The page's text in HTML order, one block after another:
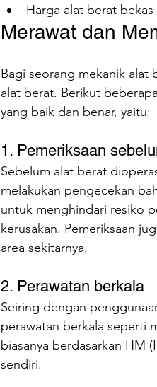
Harga alat berat
Merawat dan
Bagi seorang mekanik alat
alat berat. Berikut
yang baik dan benar, yaitu:
1. Pemeriksaan
Sebelum alat berat
melakukan pengecekan
untuk menghindari resiko
kerusakan. Pemeriksaan
area sekitarnya.
2. Perawatan berkala
Seiring dengan
perawatan berkala seperti
biasanya berdasarkan HM
sendiri.